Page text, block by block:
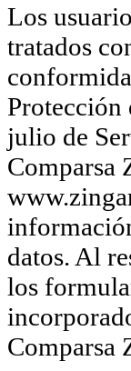
Los
tratados
Protección
julio de
Comparsa
datos. Al
los
Comparsa